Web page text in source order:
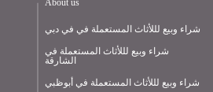
About us
شراء وبيع لللأثاث المستعملة في في دبي
شراء وبيع لللأثاث المستعملة في
الشارقة
شراء وبيع لللأثاث المستعملة في أبوظبي